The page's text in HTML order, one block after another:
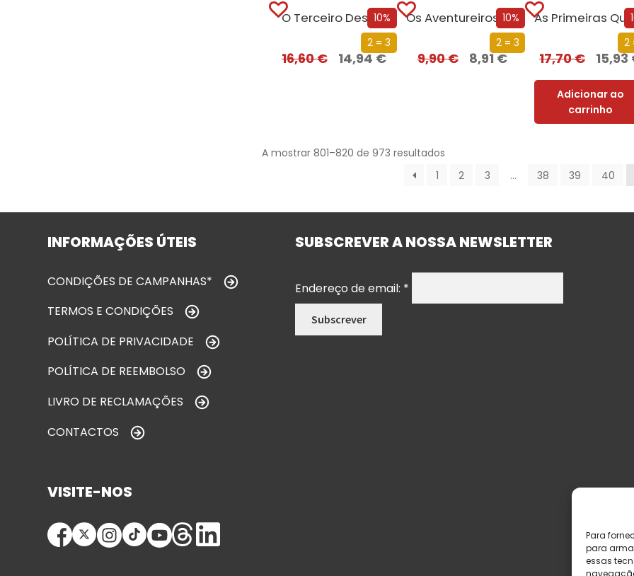
Para
para
essas
10%
2 = 3
O Terceiro Desejo
16,60€ 14,94€
10%
2 = 3
Os Aventureiros – No Labirinto Perdido
9,90€ 8,91€
2
17,70€ 15,93
Adicionar ao
carrinho
A mostrar 801–820 de 973 resultados
1
2 3 … 38 39 40
INFORMAÇÕES ÚTEIS
CONDIÇÕES DE CAMPANHAS*
TERMOS E CONDIÇÕES
POLÍTICA DE PRIVACIDADE
POLÍTICA DE REEMBOLSO
LIVRO DE RECLAMAÇÕES
CONTACTOS
SUBSCREVER A NOSSA NEWSLETTER
Endereço de email: *
VISITE-NOS